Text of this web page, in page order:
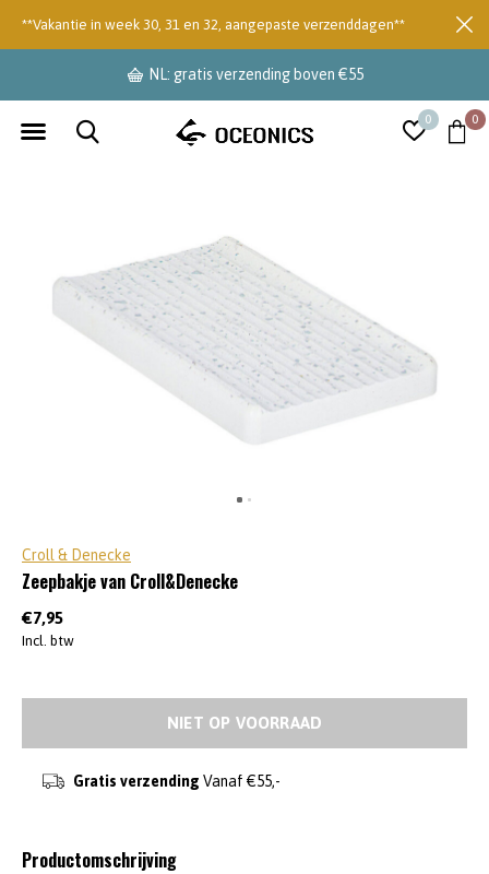
0 0
NL: gratis verzending boven €55
**Vakantie in week 30, 31 en 32, aangepaste verzenddagen**
Croll & Denecke
Zeepbakje van Croll&Denecke
€7,95
Incl. btw
NIET OP VOORRAAD
Gratis verzending Vanaf €55,-
Productomschrijving